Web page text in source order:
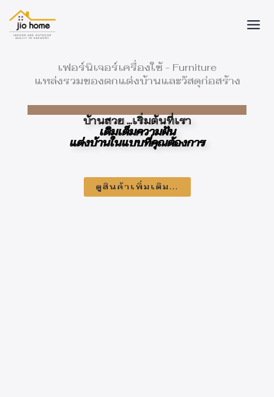
Skip
to
content
เฟอร์นิเจอร์เครื่องใช้ - Furniture
แหล่งรวมของตกแต่งบ้านและวัสดุก่อสร้าง
บ้านสวย ...เริ่มต้นที่เรา
เติมเต็มความฝัน
แต่งบ้านในแบบที่คุณต้องการ
ดูสินค้าเพิ่มเติม...